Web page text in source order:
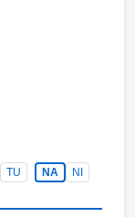
TU NA
NI